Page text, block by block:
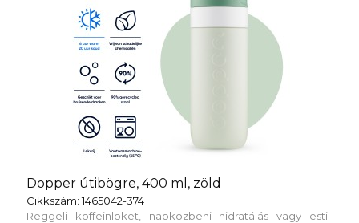
Dopper útibögre, 400 ml, zöld
Cikkszám: 1465042-374
Reggeli koffeinlöket, napközbeni hidratálás vagy esti